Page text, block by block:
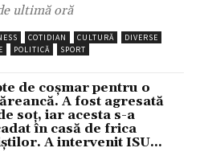
ultimă oră
COTIDIAN CULTURĂ
DIVERSE
POLITICĂ SPORT
de coșmar pentru o
A fost agresată
soț, iar acesta s-a
în casă de frica
A intervenit ISU...